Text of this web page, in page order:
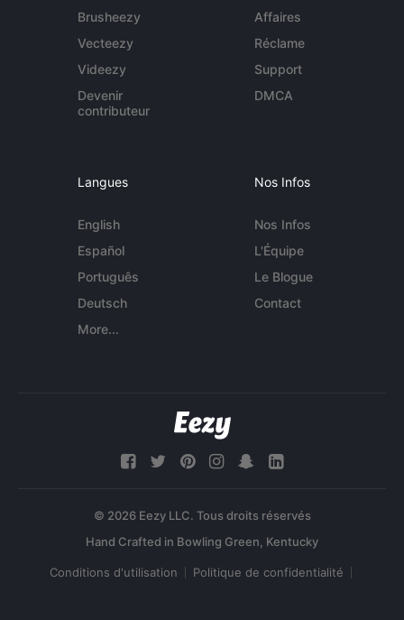
Brusheezy
Vecteezy
Videezy
Devenir
contributeur
Affaires
Réclame
Support
DMCA
Langues
English
Español
Português
Deutsch
More...
Nos Infos
Nos Infos
L'Équipe
Le Blogue
Contact
© 2026 Eezy LLC. Tous droits réservés
Conditions d'utilisation Politique de confidentialité